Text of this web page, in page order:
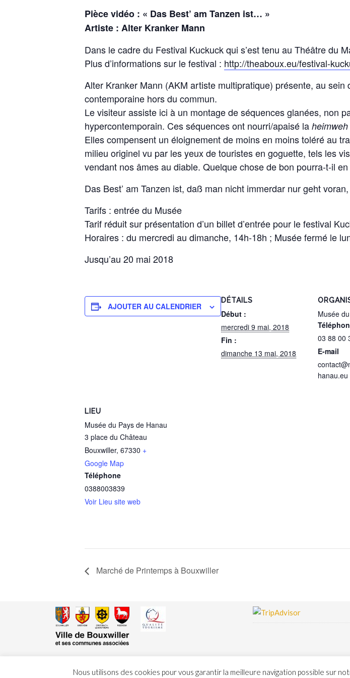
Pièce vidéo : « Das Best’ am Tanzen ist… »
Artiste : Alter Kranker Mann
Dans le cadre du Festival Kuckuck qui s’est tenu au Théâtre du
Plus d’informations sur le festival : http://theaboux.eu/festival-
Alter Kranker Mann (AKM artiste multipratique) présente, au
contemporaine hors du commun.
Le visiteur assiste ici à un montage de séquences glanées, non
hypercontemporain. Ces séquences ont nourri/apaisé la heimweh
Elles compensent un éloignement de moins en moins toléré au
milieu originel vu par les yeux de touristes en goguette, tels les
vendant nos âmes au diable. Quelque chose de bon pourra-t-il
Das Best’ am Tanzen ist, daß man nicht immerdar nur geht
Tarifs : entrée du Musée
Tarif réduit sur présentation d’un billet d’entrée pour le festival
Horaires : du mercredi au dimanche, 14h-18h ; Musée fermé le
Jusqu’au 20 mai 2018
AJOUTER AU CALENDRIER
DÉTAILS
Début :
mercredi 9 mai, 2018
Fin :
dimanche 13 mai, 2018
Musée
03 88 00
E-mail
hanau.eu
LIEU
Musée du Pays de Hanau
3 place du Château
Bouxwiller, 67330 +
Google Map
Téléphone
0388003839
Voir Lieu site web
Marché de Printemps à Bouxwiller
Copyright © 2026 - Musée du Pays de Hanau - Conception
Nous utilisons des cookies pour vous garantir la meilleure navigation possible sur